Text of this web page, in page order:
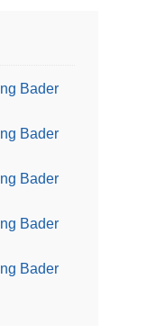
Bader
Bader
Bader
Bader
Bader